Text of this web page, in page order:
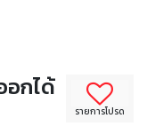
รายการโปรด
อกได้